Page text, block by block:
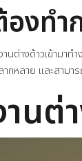
องทำ
นต่างด้าวเข้ามาท
ากหลาย และสามา
นต่